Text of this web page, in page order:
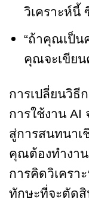
วิเคราะห์นี้
“ถ้าคุณเป็น
คุณจะเขียน
การเปลี่ยนวิธี
การใช้งาน AI
สู่การสนทนาเ
คุณต้องทำงาน
การคิดวิเครา
ทักษะที่จะตัดสิ